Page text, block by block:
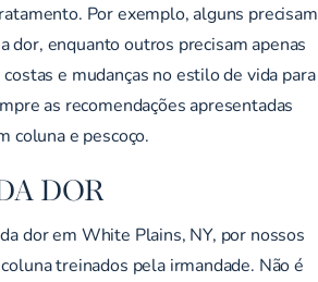
Por exemplo, alguns precisam
dor, enquanto outros precisam apenas
e mudanças no estilo de vida para
as recomendações apresentadas
coluna e pescoço.
DOR
dor em White Plains, NY, por nossos
treinados pela irmandade. Não é